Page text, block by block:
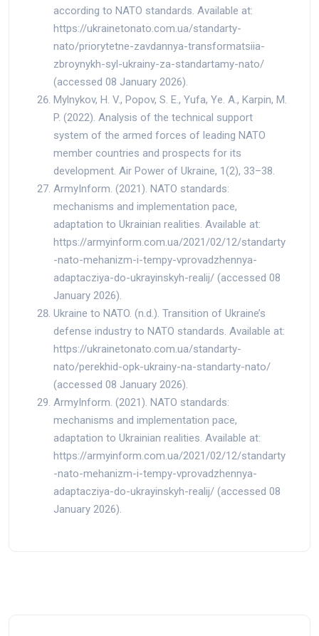
according to NATO standards. Available at:
https://ukrainetonato.com.ua/standarty-
nato/priorytetne-zavdannya-transformatsiia-
zbroynykh-syl-ukrainy-za-standartamy-nato/
(accessed 08 January 2026).
Mylnykov, H. V., Popov, S. E., Yufa, Ye. A., Karpin, M.
P. (2022). Analysis of the technical support
system of the armed forces of leading NATO
member countries and prospects for its
development. Air Power of Ukraine, 1(2), 33–38.
ArmyInform. (2021). NATO standards:
mechanisms and implementation pace,
adaptation to Ukrainian realities. Available at:
https://armyinform.com.ua/2021/02/12/standarty
-nato-mehanizm-i-tempy-vprovadzhennya-
adaptacziya-do-ukrayinskyh-realij/ (accessed 08
January 2026).
Ukraine to NATO. (n.d.). Transition of Ukraine’s
defense industry to NATO standards. Available at:
https://ukrainetonato.com.ua/standarty-
nato/perekhid-opk-ukrainy-na-standarty-nato/
(accessed 08 January 2026).
ArmyInform. (2021). NATO standards:
mechanisms and implementation pace,
adaptation to Ukrainian realities. Available at:
https://armyinform.com.ua/2021/02/12/standarty
-nato-mehanizm-i-tempy-vprovadzhennya-
adaptacziya-do-ukrayinskyh-realij/ (accessed 08
January 2026).